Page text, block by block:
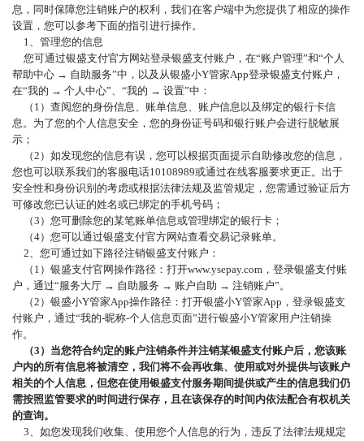
息，同时保障您注销账户的权利，我们在客户端中为您提供了相应的操作
设置，您可以参考下面的指引进行操作。
1、管理您的信息
您可通过银盛支付官方网站登录银盛支付账户，在“账户管理”和“个人
帮助中心 → 自助服务”中，以及从银盛小Y管家App登录银盛支付账户，
在“我的 → 个人中心”、“我的 → 设置”中：
（ 1）查阅您的身份信息、账单信息、账户信息以及绑定的银行卡信
息。为了您的个人信息安全，您的身份证号码和银行账户会进行脱敏展
示；
（2）如发现您的信息有误，您可以根据页面提示自助修改您的信息，
您也可以联系我们的客服电话10108989或通过在线客服要求更正。出于
安全性和身份识别的考虑或根据法律法规及监管规定，您需通过验证后方
可修改您已认证的姓名或已绑定的手机号码；
（3）您可删除您的某笔账单信息或管理绑定的银行卡；
（4）您可以通过银盛支付官方网站查看交易记录账单。
2、您可通过如下路径注销银盛支付账户：
（ 1）银盛支付官网操作路径：打开www.ysepay.com，登录银盛支付账
户，通过“服务大厅 → 自助服务 → 账户自助 → 注销账户”。
（2）银盛小Y管家App操作路径：打开银盛小Y管家App，登录银盛支
付账户，通过“我的-昵称-个人信息页面”进行银盛小Y管家用户注销操
作。
（3）当您符合约定的账户注销条件并注销某银盛支付账户后，您该账
户内的所有信息将被清空，我们将不会再收集、使用或对外提供与该账户
相关的个人信息，但您在使用银盛支付服务期间提供或产生的信息我们仍
需按照监管要求的时间进行保存，且在该保存的时间内依法配合有权机关
的查询。
3、如您发现我们收集、使用您个人信息的行为，违反了法律法规规定